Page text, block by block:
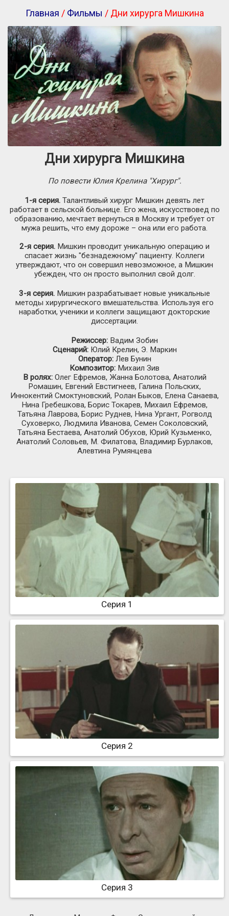
Главная / Фильмы / Дни хирурга Мишкина
Дни хирурга Мишкина
По повести Юлия Крелина "Хирург".
1-я серия. Талантливый хирург Мишкин девять лет
работает в сельской больнице. Его жена, искусствовед по
образованию, мечтает вернуться в Москву и требует от
мужа решить, что ему дороже – она или его работа.
2-я серия. Мишкин проводит уникальную операцию и
спасает жизнь "безнадежному" пациенту. Коллеги
утверждают, что он совершил невозможное, а Мишкин
убежден, что он просто выполнил свой долг.
3-я серия. Мишкин разрабатывает новые уникальные
методы хирургического вмешательства. Используя его
наработки, ученики и коллеги защищают докторские
диссертации.
Режиссер: Вадим Зобин
Сценарий:Юлий Крелин, Э. Маркин
Оператор:Лев Бунин
Композитор: Михаил Зив
В ролях:Олег Ефремов, Жанна Болотова, Анатолий
Ромашин, Евгений Евстигнеев, Галина Польских,
Иннокентий Смоктуновский, Ролан Быков, Елена Санаева,
Нина Гребешкова, Борис Токарев, Михаил Ефремов,
Татьяна Лаврова, Борис Руднев, Нина Ургант, Рогволд
Суховерко, Людмила Иванова, Семен Соколовский,
Татьяна Бестаева, Анатолий Обухов, Юрий Кузьменко,
Анатолий Соловьев, М. Филатова, Владимир Бурлаков,
Алевтина Румянцева
Серия 1
Серия 2
Серия 3